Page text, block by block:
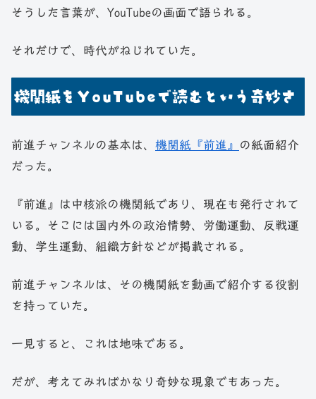
そうした言葉が、YouTubeの画面で語られる。
それだけで、時代がねじれていた。
機関紙をYouTubeで読むという奇妙さ
前進チャンネルの基本は、 機関紙『前進』
の紙面紹介
だった。
『前進』は中核派の機関紙であり、現在も発行されて
いる。そこには国内外の政治情勢、労働運動、反戦運
動、学生運動、組織方針などが掲載される。
前進チャンネルは、その機関紙を動画で紹介する役割
を持っていた。
一見すると、これは地味である。
だが、考えてみればかなり奇妙な現象でもあった。